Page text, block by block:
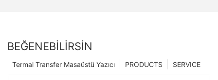
BEĞENEBILIRSIN
SERVICE
PRODUCTS
Termal Transfer Masaüstü Yazıcı